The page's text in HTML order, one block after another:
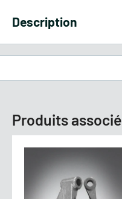
Description
Broyeur fixe
machine à axe horizontal
couper l'herbe, les tiges
légère et facile à
pelouses, des parcs et des
Produits